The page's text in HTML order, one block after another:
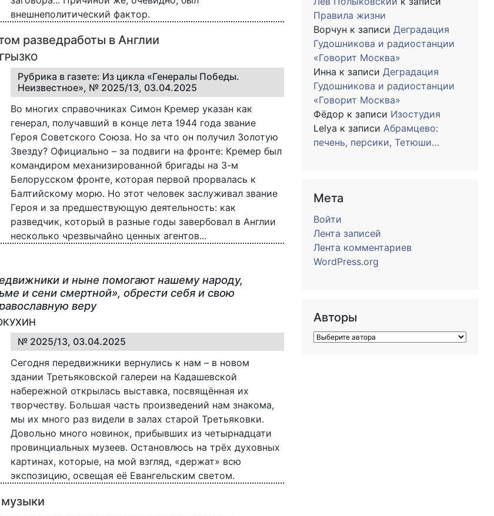
внешнеполитический фактор.
разведработы в Англии
Рубрика в газете: Из цикла «Генералы Победы.
Неизвестное», № 2025/13, 03.04.2025
Во многих справочниках Симон Кремер указан как
генерал, получавший в конце лета 1944 года звание
Героя Советского Союза. Но за что он получил Золотую
Звезду? Официально – за подвиги на фронте: Кремер был
командиром механизированной бригады на 3-м
Белорусском фронте, которая первой прорвалась к
Балтийскому морю. Но этот человек заслуживал звание
Героя и за предшествующую деятельность: как
разведчик, который в разные годы завербовал в Англии
несколько чрезвычайно ценных агентов...
и ныне помогают нашему народу,
и сени смертной», обрести себя и свою
веру
№ 2025/13, 03.04.2025
Сегодня передвижники вернулись к нам – в новом
здании Третьяковской галереи на Кадашевской
набережной открылась выставка, посвящённая их
творчеству. Большая часть произведений нам знакома,
мы их много раз видели в залах старой Третьяковки.
Довольно много новинок, прибывших из четырнадцати
провинциальных музеев. Остановлюсь на трёх духовных
картинах, которые, на мой взгляд, «держат» всю
экспозицию, освещая её Евангельским светом.
Правила жизни
Ворчун к записи Деградация
Гудошникова и радиостанции
«Говорит Москва»
Инна к записи Деградация
Гудошникова и радиостанции
«Говорит Москва»
Фёдор к записи Изостудия
Lelya к записи Абрамцево:
печень, персики, Тетюши…
Мета
Войти
Лента записей
Лента комментариев
WordPress.org
Авторы